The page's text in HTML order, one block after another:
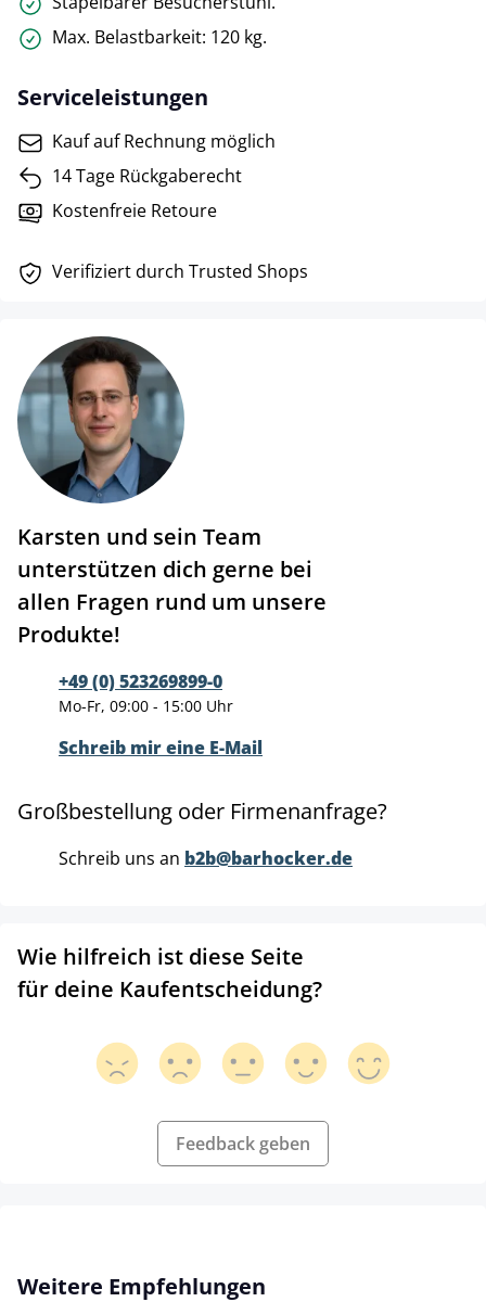
Max. Belastbarkeit: 120 kg.
Serviceleistungen
Kauf auf Rechnung möglich
14 Tage Rückgaberecht
Kostenfreie Retoure
Verifiziert durch Trusted Shops
Karsten und sein Team
unterstützen dich gerne bei
allen Fragen rund um unsere
Produkte!
+49 (0) 523269899-0
Mo-Fr, 09:00 - 15:00 Uhr
Schreib mir eine E-Mail
Großbestellung oder Firmenanfrage?
Schreib uns an b2b@barhocker.de
Wie hilfreich ist diese Seite
für deine Kaufentscheidung?
Feedback geben
Produktgalerie überspringen
Weitere Empfehlungen